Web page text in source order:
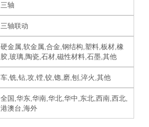
三轴
三轴联动
硬金属,软金属,合金,钢结构,塑料,板材,橡
胶,玻璃,陶瓷,石材,磁性材料,石墨,其他
车,铣,钻,攻,镗,铰,锪,磨,刨,淬火,其他
全国,华东,华南,华北,华中,东北,西南,西北,
港澳台,海外